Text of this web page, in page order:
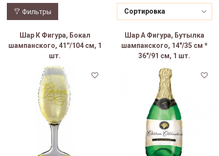
Фильтры
Шар К Фигура, Бокал
шампанского, 41''/104 см, 1
шт.
Шар А Фигура, Бутылка
шампанского, 14"/35 см *
36"/91 см, 1 шт.